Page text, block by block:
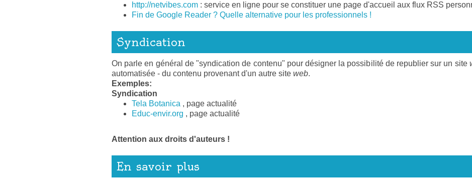
http://netvibes.com : service en ligne pour se constituer une page d'accueil aux flux RSS
Fin de Google Reader ? Quelle alternative pour les professionnels !
Syndication
On parle en général de "syndication de contenu" pour désigner la possibilité de republier sur un site
automatisée - du contenu provenant d'un autre site web.
Exemples:
Syndication
Tela Botanica , page actualité
Educ-envir.org , page actualité
Attention aux droits d'auteurs !
En savoir plus